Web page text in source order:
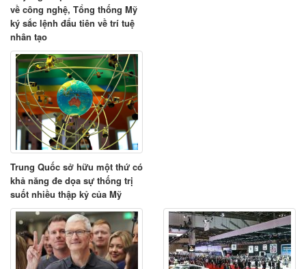
về công nghệ, Tổng thống Mỹ
ký sắc lệnh đẩu tiên về trí tuệ
nhân tạo
Trung Quốc sở hữu một thứ có
khả năng đe dọa sự thống trị
suốt nhiều thập kỷ của Mỹ